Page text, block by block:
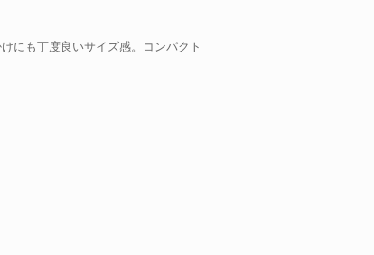
にも丁度良いサイズ感。コンパクト